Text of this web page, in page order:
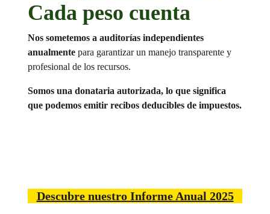
Cada peso cuenta
Nos sometemos a auditorías independientes
anualmentepara garantizar un manejo transparente y
profesional de los recursos.
Somos una donataria autorizada, lo que significa
que podemos emitir recibos deducibles de impuestos.
Descubre nuestro Informe Anual 2025